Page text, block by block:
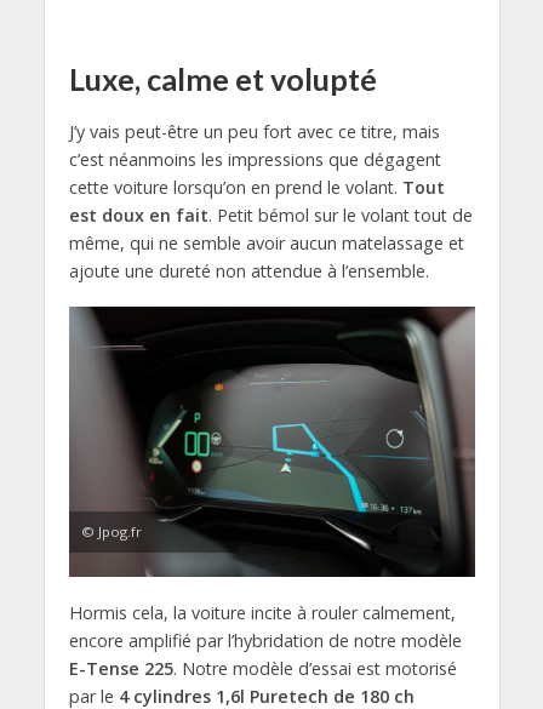
Luxe, calme et volupté
J’y vais peut-être un peu fort avec ce titre, mais
c’est néanmoins les impressions que dégagent
cette voiture lorsqu’on en prend le volant. Tout
est doux en fait. Petit bémol sur le volant tout de
même, qui ne semble avoir aucun matelassage et
ajoute une dureté non attendue à l’ensemble.
© Jpog.fr
Hormis cela, la voiture incite à rouler calmement,
encore amplifié par l’hybridation de notre modèle
E-Tense 225. Notre modèle d’essai est motorisé
par le 4 cylindres 1,6l Puretech de 180 ch